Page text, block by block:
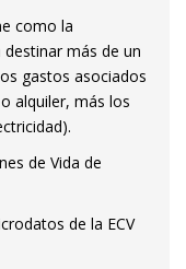
como la
más de un
gastos asociados
alquiler, más los
de Vida de
de la ECV